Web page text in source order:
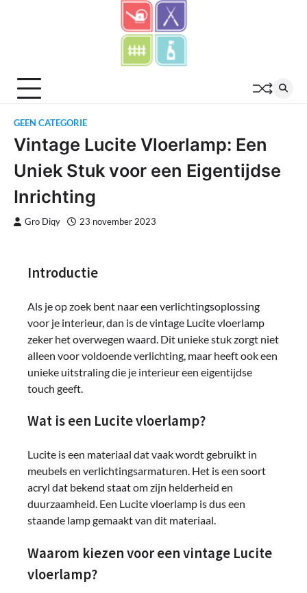
GEEN CATEGORIE
Vintage Lucite Vloerlamp: Een
Uniek Stuk voor een Eigentijdse
Inrichting
Gro Diqy 23 november 2023
Introductie
Als je op zoek bent naar een verlichtingsoplossing
voor je interieur, dan is de vintage Lucite vloerlamp
zeker het overwegen waard. Dit unieke stuk zorgt niet
alleen voor voldoende verlichting, maar heeft ook een
unieke uitstraling die je interieur een eigentijdse
touch geeft.
Wat is een Lucite vloerlamp?
Lucite is een materiaal dat vaak wordt gebruikt in
meubels en verlichtingsarmaturen. Het is een soort
acryl dat bekend staat om zijn helderheid en
duurzaamheid. Een Lucite vloerlamp is dus een
staande lamp gemaakt van dit materiaal.
Waarom kiezen voor een vintage Lucite
vloerlamp?